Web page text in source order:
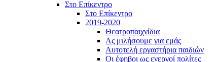
Στο Επίκεντρο
Στο Επίκεντρο
2019-2020
Θεατροπαιχνίδια
Ας μιλήσουμε για εμάς
Αυτοτελή εργαστήρια παιδιών
Οι έφηβοι ως ενεργοί πολίτες